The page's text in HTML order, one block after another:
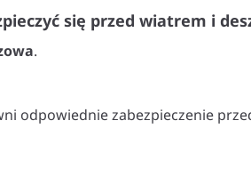
się przed wiatrem i
.
odpowiednie zabezpieczenie